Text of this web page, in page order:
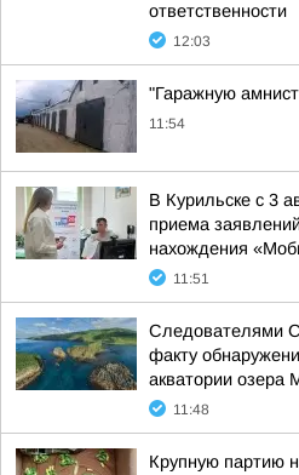
ответственности
12:03
"Гаражную
11:54
В Курильске с 3
приема
нахождения
11:51
Следователями
факту
акватории озера
11:48
Крупную партию